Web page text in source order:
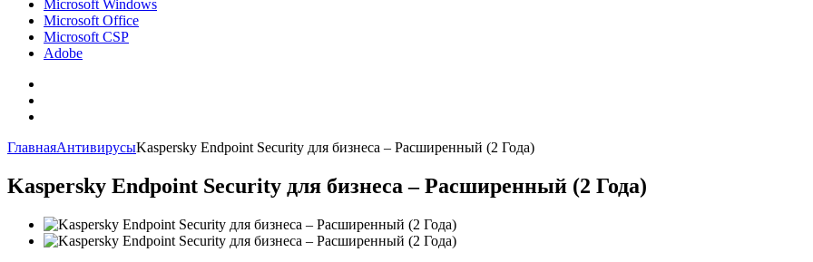
Microsoft Windows
Microsoft Office
Microsoft CSP
Adobe
ГлавнаяАнтивирусыKaspersky Endpoint Security для бизнеса – Расширенный (2 Года)
Kaspersky Endpoint Security для бизнеса – Расширенный (2 Года)